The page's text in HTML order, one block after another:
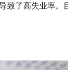
致了高失业率。